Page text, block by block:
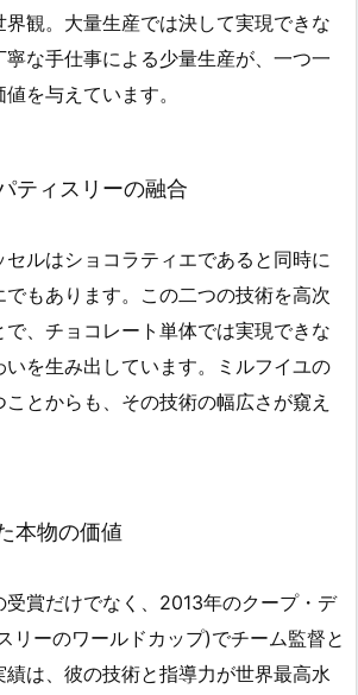
観。大量生産では決して実現できな
な手仕事による少量生産が、一つ一
を与えています。
ティスリーの融合
ルはショコラティエであると同時に
もあります。この二つの技術を高次
、チョコレート単体では実現できな
いを生み出しています。ミルフイユの
とからも、その技術の幅広さが窺え
本物の価値
賞だけでなく、2013年のクープ・デ
リーのワールドカップ)でチーム監督と
績は、彼の技術と指導力が世界最高水